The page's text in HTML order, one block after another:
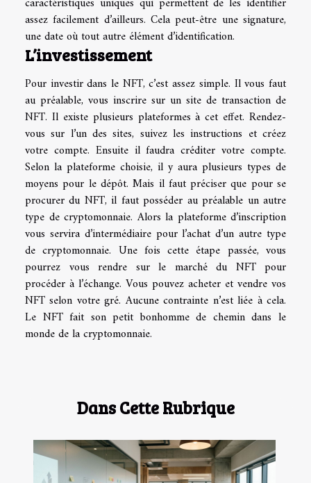
assez facilement d’ailleurs. Cela peut-être une signature,
une date où tout autre élément d’identification.
L’investissement
Pour investir dans le NFT, c’est assez simple. Il vous faut
au préalable, vous inscrire sur un site de transaction de
NFT. Il existe plusieurs plateformes à cet effet. Rendez-
vous sur l’un des sites, suivez les instructions et créez
votre compte. Ensuite il faudra créditer votre compte.
Selon la plateforme choisie, il y aura plusieurs types de
moyens pour le dépôt. Mais il faut préciser que pour se
procurer du NFT, il faut posséder au préalable un autre
type de cryptomonnaie. Alors la plateforme d’inscription
vous servira d’intermédiaire pour l’achat d’un autre type
de cryptomonnaie. Une fois cette étape passée, vous
pourrez vous rendre sur le marché du NFT pour
procéder à l’échange. Vous pouvez acheter et vendre vos
NFT selon votre gré. Aucune contrainte n’est liée à cela.
Le NFT fait son petit bonhomme de chemin dans le
monde de la cryptomonnaie.
Dans Cette Rubrique